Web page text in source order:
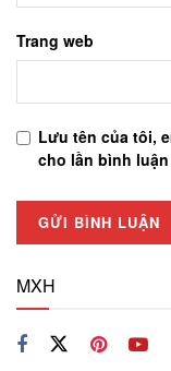
Trang web
Lưu tên của tôi,
cho lần bình
MXH